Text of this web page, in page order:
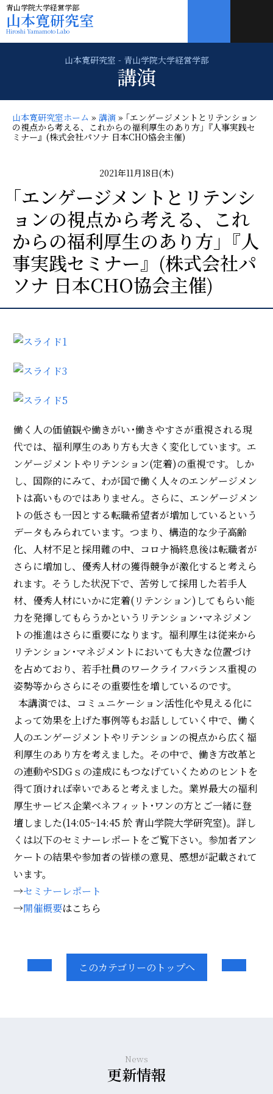
青山学院大学経営学部
山本寛研究室
Hiroshi Yamamoto Labo
講演
山本寛研究室ホーム » 講演 » ｢エンゲージメントとリテンション
の視点から考える、これからの福利厚生のあり方｣『人事実践セ
ミナー』(株式会社パソナ 日本CHO協会主催)
2021年11月18日(木)
｢エンゲージメントとリテンシ
ョンの視点から考える、これ
からの福利厚生のあり方｣『人
事実践セミナー』(株式会社パ
ソナ 日本CHO協会主催)
働く人の価値観や働きがい･働きやすさが重視される現
代では、福利厚生のあり方も大きく変化しています。エ
ンゲージメントやリテンション(定着)の重視です。
しか
し、国際的にみて、わが国で働く人々のエンゲージメン
トは高いものではありません。さらに、エンゲージメン
トの低さも一因とする転職希望者が増加しているという
データもみられています。つまり、構造的な少子高齢
化、人材不足と採用難の中、コロナ禍終息後は転職者が
さらに増加し、優秀人材の獲得競争が激化すると考えら
れます。そうした状況下で、苦労して採用した若手人
材、優秀人材にいかに定着(リテンション)してもらい能
力を発揮してもらうかというリテンション･マネジメン
トの推進はさらに重要になります。福利厚生は従来から
リテンション･マネジメントにおいても大きな位置づけ
を占めており、若手社員のワークライフバランス重視の
姿勢等からさらにその重要性を増しているのです。
本講演では、コミュニケーション活性化や見える化に
よって効果を上げた事例等もお話ししていく中で、働く
人のエンゲージメントやリテンションの視点から広く福
利厚生のあり方を考えました。その中で、働き方改革と
の連動やSDGｓの達成にもつなげていくためのヒントを
得て頂ければ幸いであると考えました。業界最大の福利
厚生サービス企業ベネフィット･ワンの方とご一緒に登
壇しました(14:05~14:45 於 青山学院大学研究室)。詳し
くは以下のセミナーレポートをご覧下さい。参加者アン
ケートの結果や参加者の皆様の意見、感想が記載されて
います。
→セミナーレポート
→開催概要はこちら
このカテゴリーのトップへ
News
更新情報